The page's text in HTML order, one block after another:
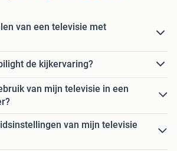
van een televisie met
de kijkervaring?
van mijn televisie in een
van mijn televisie